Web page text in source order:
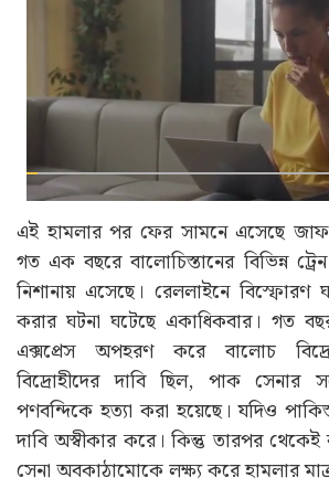
এই হামলার পর ফের সামনে এসেছে
গত এক বছরে বালোচিস্তানের বিভিন্ন ট্রেন
নিশানায় এসেছে। রেললাইনে বিস্ফোরণ
করার ঘটনা ঘটেছে একাধিকবার। গত
এক্সপ্রেস অপহরণ করে বালোচ
বিদ্রোহীদের দাবি ছিল, পাক
পণবন্দিকে হত্যা করা হয়েছে। যদিও
দাবি অস্বীকার করে। কিন্তু তারপর থেকেই
সেনা অবকাঠামোকে লক্ষ্য করে হামলার